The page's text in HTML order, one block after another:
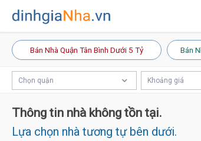
Bán Nhà Quận Tân Bình Dưới 5 Tỷ Bán
Chọn quận Khoảng giá
Thông tin nhà không tồn tại.
Lựa chọn nhà tương tự bên dưới.